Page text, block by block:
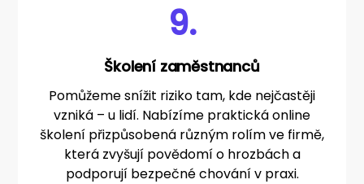
9.
Školení zaměstnanců
Pomůžeme snížit riziko tam, kde nejčastěji
vzniká – u lidí. Nabízíme praktická online
školení přizpůsobená různým rolím ve firmě,
která zvyšují povědomí o hrozbách a
podporují bezpečné chování v praxi.